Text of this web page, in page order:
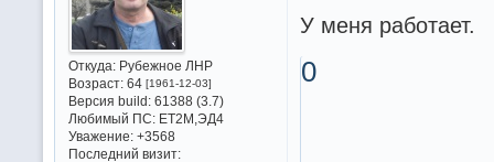
Откуда:Рубежное ЛНР
Возраст:64 [1961-12-03]
Версия build:61388 (3.7)
Любимый ПС:ET2M,ЭД4
Уважение: +3568
Последний визит:
У меня работает.
0